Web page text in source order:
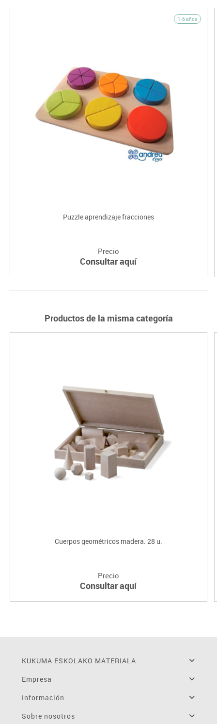
1-6 años
Puzzle aprendizaje fracciones
Precio
Consultar aquí
Productos de la misma categoría
Cuerpos geométricos madera. 28 u.
Precio
Consultar aquí
KUKUMA ESKOLAKO MATERIALA
Empresa
Información
Sobre nosotros